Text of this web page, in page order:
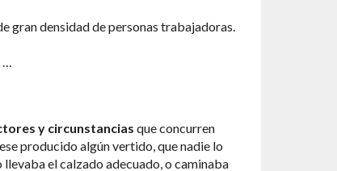
gran densidad de personas trabajadoras.
…
y circunstancias que concurren
producido algún vertido, que nadie lo
el calzado adecuado, o caminaba